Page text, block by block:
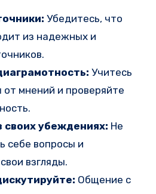
Убедитесь, что
из надежных и
Учитесь
мнений и проверяйте
своих убеждениях: Не
себе вопросы и
взгляды.
Общение с